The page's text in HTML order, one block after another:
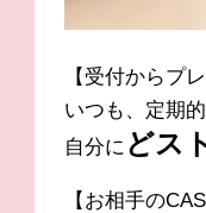
【受付からプ
いつも、定期
自分に どス
【お相手の